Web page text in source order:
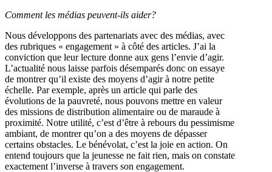
Comment les médias peuvent-ils aider?
Nous développons des partenariats avec des médias, avec
des rubriques « engagement » à côté des articles. J’ai la
conviction que leur lecture donne aux gens l’envie d’agir.
L’actualité nous laisse parfois désemparés donc on essaye
de montrer qu’il existe des moyens d’agir à notre petite
échelle. Par exemple, après un article qui parle des
évolutions de la pauvreté, nous pouvons mettre en valeur
des missions de distribution alimentaire ou de maraude à
proximité. Notre utilité, c’est d’être à rebours du pessimisme
ambiant, de montrer qu’on a des moyens de dépasser
certains obstacles. Le bénévolat, c’est la joie en action. On
entend toujours que la jeunesse ne fait rien, mais on constate
exactement l’inverse à travers son engagement.